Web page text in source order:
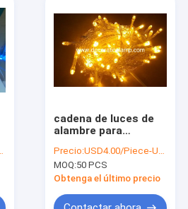
cadena de luces de
alambre para
Precio:USD4.00/Piece-USD6.00/Piece
MOQ:50 PCS
Obtenga el último precio